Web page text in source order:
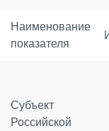
Наименование
показателя
Субъект
Российской